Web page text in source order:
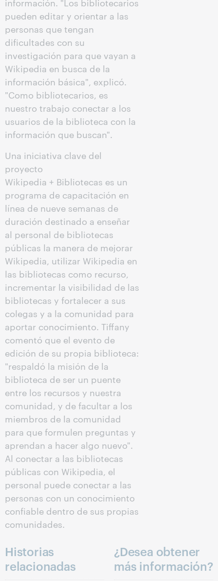
pueden editar y orientar a las
personas que tengan
dificultades con su
investigación para que vayan a
Wikipedia en busca de la
información básica", explicó.
"Como bibliotecarios, es
nuestro trabajo conectar a los
usuarios de la biblioteca con la
información que buscan".
Una iniciativa clave del
proyecto
Wikipedia + Bibliotecas es un
programa de capacitación en
línea de nueve semanas de
duración destinado a enseñar
al personal de bibliotecas
públicas la manera de mejorar
Wikipedia, utilizar Wikipedia en
las bibliotecas como recurso,
incrementar la visibilidad de las
bibliotecas y fortalecer a sus
colegas y a la comunidad para
aportar conocimiento. Tiffany
comentó que el evento de
edición de su propia biblioteca:
"respaldó la misión de la
biblioteca de ser un puente
entre los recursos y nuestra
comunidad, y de facultar a los
miembros de la comunidad
para que formulen preguntas y
aprendan a hacer algo nuevo".
Al conectar a las bibliotecas
públicas con Wikipedia, el
personal puede conectar a las
personas con un conocimiento
confiable dentro de sus propias
comunidades.
Historias
relacionadas
¿Desea obtener
más información?